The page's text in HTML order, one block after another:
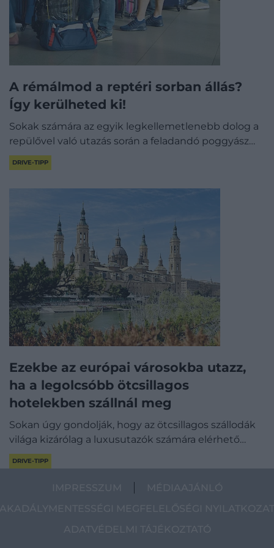
A rémálmod a reptéri sorban állás?
Így kerülheted ki!
Sokak számára az egyik legkellemetlenebb dolog a
repülővel való utazás során a feladandó poggyász…
DRIVE-TIPP
Ezekbe az európai városokba utazz,
ha a legolcsóbb ötcsillagos
hotelekben szállnál meg
Sokan úgy gondolják, hogy az ötcsillagos szállodák
világa kizárólag a luxusutazók számára elérhető…
DRIVE-TIPP